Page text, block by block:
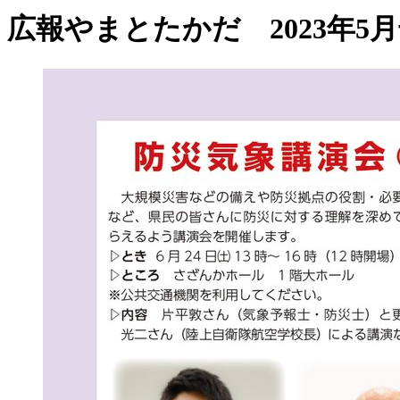
広報やまとたかだ 2023年5